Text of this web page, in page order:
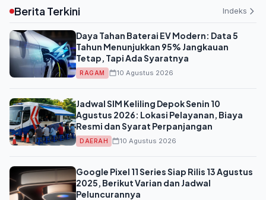
Berita Terkini Indeks
Daya Tahan Baterai EV Modern: Data 5
Tahun Menunjukkan 95% Jangkauan
Tetap, Tapi Ada Syaratnya
RAGAM 10 Agustus 2026
Jadwal SIM Keliling Depok Senin 10
Agustus 2026: Lokasi Pelayanan, Biaya
Resmi dan Syarat Perpanjangan
DAERAH 10 Agustus 2026
Google Pixel 11 Series Siap Rilis 13 Agustus
2025, Berikut Varian dan Jadwal
Peluncurannya